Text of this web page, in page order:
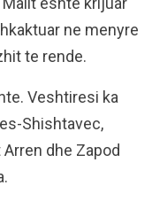
ne menyre
te rende.
Veshtiresi ka
Shishtavec,
dhe Zapod